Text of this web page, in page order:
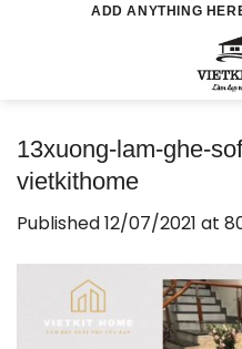
ADD ANYTHING
13xuong-lam-ghe-
vietkithome
Published12/07/2021 at